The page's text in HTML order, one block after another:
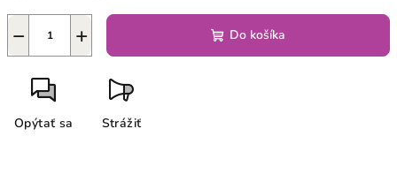
+
− Do košíka
Opýtať sa Strážiť